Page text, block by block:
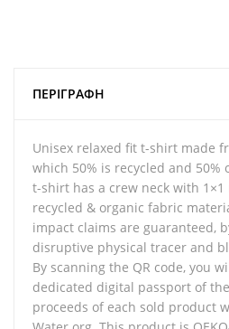
ΠΕΡΙΓΡΑΦΉ
Unisex relaxed fit t-shirt made
which 50% is recycled and 50%
t-shirt has a crew neck with
recycled & organic fabric
impact claims are guaranteed,
disruptive physical tracer and
By scanning the QR code, you
dedicated digital passport of
proceeds of each sold product